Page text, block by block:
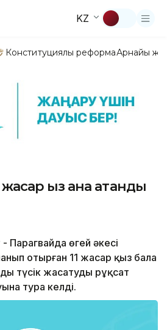
KZ
Конституциялық реформаАрнайы
қыз ана атанды
Парагвайда өгей әкесі
отырған 11 жасар қыз бала
түсік жасатуды рұқсат
тура келді.